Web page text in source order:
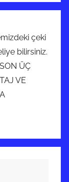
çeki
bilirsiniz.
ÜÇ
VE